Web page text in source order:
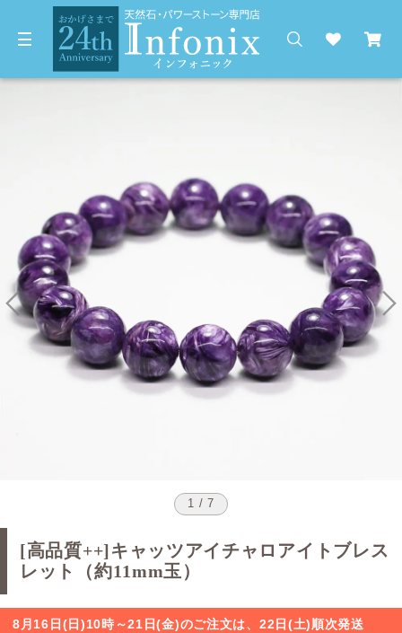
1 / 7
[高品質++]キャッツアイチャロアイトブレス
レット（約11mm玉）
8月16日(日)10時～21日(金)のご注文は、22日(土)順次発送